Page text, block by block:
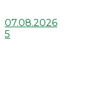
07.08.2026
5